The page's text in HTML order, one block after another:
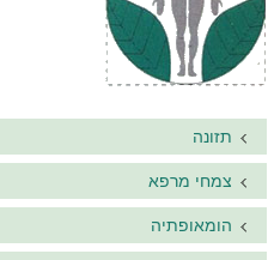
תזונה
צמחי מרפא
הומאופתיה